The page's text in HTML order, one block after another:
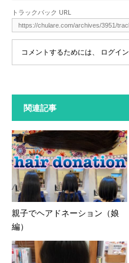
トラックバック URL
コメントするためには、 ログイン
関連記事
親子でヘアドネーション（娘
編）